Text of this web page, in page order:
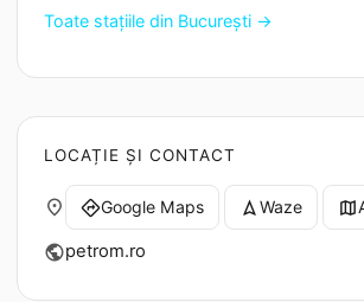
Toate stațiile din București →
LOCAȚIE ȘI CONTACT
place directionsGoogle Maps navigation Waze map
publicpetrom.ro